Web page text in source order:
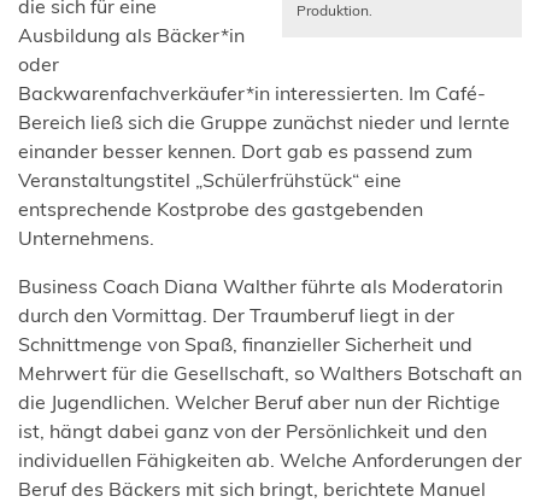
Produktion.
neuen
Tab)
die sich für eine
Ausbildung als Bäcker*in
oder
Backwarenfachverkäufer*in interessierten. Im Café-
Bereich ließ sich die Gruppe zunächst nieder und lernte
einander besser kennen. Dort gab es passend zum
Veranstaltungstitel „Schülerfrühstück“ eine
entsprechende Kostprobe des gastgebenden
Unternehmens.
Business Coach Diana Walther führte als Moderatorin
durch den Vormittag. Der Traumberuf liegt in der
Schnittmenge von Spaß, finanzieller Sicherheit und
Mehrwert für die Gesellschaft, so Walthers Botschaft an
die Jugendlichen. Welcher Beruf aber nun der Richtige
ist, hängt dabei ganz von der Persönlichkeit und den
individuellen Fähigkeiten ab. Welche Anforderungen der
Beruf des Bäckers mit sich bringt, berichtete Manuel